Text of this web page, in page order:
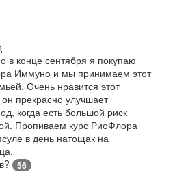
в конце сентября я покупаю
Иммуно и мы принимаем этот
Очень нравится этот
он прекрасно улучшает
когда есть большой риск
Пропиваем курс РиоФлора
в день натощак на
56